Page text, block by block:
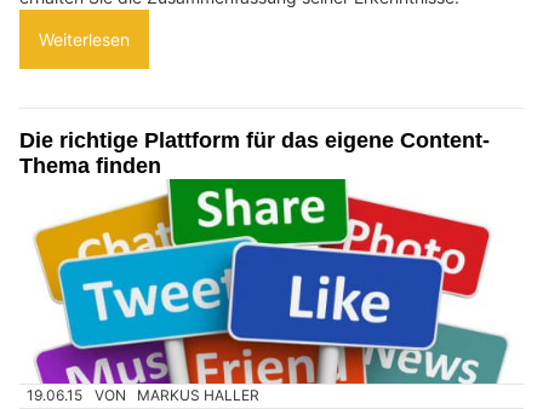
Weiterlesen
Die richtige Plattform für das eigene Content-
Thema finden
19.06.15 VON MARKUS HALLER